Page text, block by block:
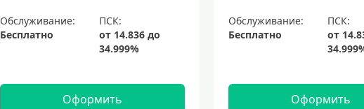
Обслуживание:
Бесплатно
Оформить
Обслуживание:
Бесплатно
Оформить